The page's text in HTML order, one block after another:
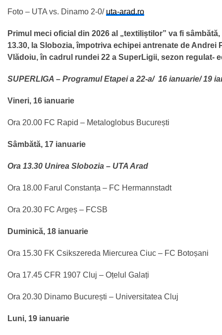
Foto – UTA vs. Dinamo 2-0/ uta-arad.ro
Primul meci oficial din 2026 al „textiliștilor” va fi
13.30, la Slobozia, împotriva echipei antrenate de Andrei
Vlădoiu, în cadrul rundei 22 a SuperLigii, sezon regulat-
SUPERLIGA – Programul Etapei a 22-a/ 16 ianuarie/ 19
Vineri, 16 ianuarie
Ora 20.00 FC Rapid – Metaloglobus București
Sâmbătă, 17 ianuarie
Ora 13.30 Unirea Slobozia – UTA Arad
Ora 18.00 Farul Constanța – FC Hermannstadt
Ora 20.30 FC Argeș – FCSB
Duminică, 18 ianuarie
Ora 15.30 FK Csikszereda Miercurea Ciuc – FC Botoșani
Ora 17.45 CFR 1907 Cluj – Oțelul Galați
Ora 20.30 Dinamo București – Universitatea Cluj
Luni, 19 ianuarie